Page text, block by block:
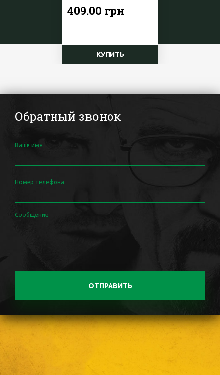
409.00 грн
КУПИТЬ
Обратный звонок
Ваше имя
Номер телефона
Сообщение
ОТПРАВИТЬ